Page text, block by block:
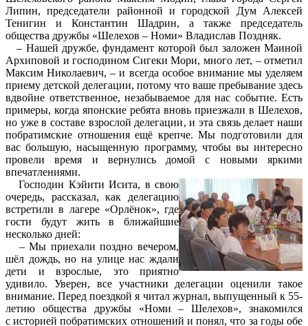
Липин, председатели районной и городской Дум Алексей
Тенигин и Константин Шадрин, а также председатель
общества дружбы «Шелехов – Номи» Владислав Поздняк.
– Нашей дружбе, фундамент которой был заложен Маиной
Архиповой и господином Сигеки Мори, много лет, – отметил
Максим Николаевич, – и всегда особое внимание мы уделяем
приему детской делегации, потому что ваше пребывание здесь
вдвойне ответственное, незабываемое для нас событие. Есть
примеры, когда японские ребята вновь приезжали в Шелехов,
но уже в составе взрослой делегации, и эта связь делает наши
побратимские отношения ещё крепче. Мы подготовили для
вас большую, насыщенную программу, чтобы вы интересно
провели время и вернулись домой с новыми яркими
впечатлениями.
Господин Кэйити Исита, в свою
очередь, рассказал, как делегацию
встретили в лагере «Орлёнок», где
гости будут жить в ближайшие
несколько дней:
– Мы приехали поздно вечером,
шёл дождь, но на улице нас ждали
дети и взрослые, это приятно
удивило. Уверен, все участники делегации оценили такое
внимание. Перед поездкой я читал журнал, выпущенный к 55-
летию общества дружбы «Номи – Шелехов», знакомился
с историей побратимских отношений и понял, что за годы обе